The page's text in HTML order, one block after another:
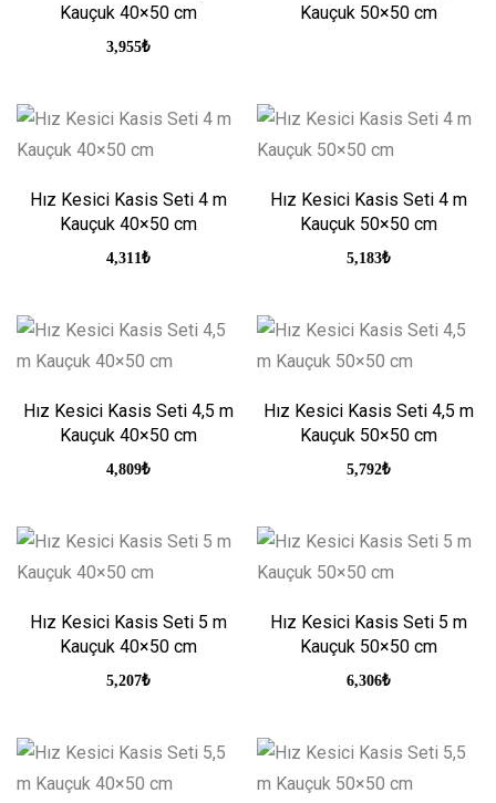
Kauçuk 40×50 cm
3,955₺
Kauçuk 50×50 cm
Hız Kesici Kasis Seti 4 m
Kauçuk 40×50 cm
4,311₺
Hız Kesici Kasis Seti 4 m
Kauçuk 50×50 cm
5,183₺
Hız Kesici Kasis Seti 4,5 m
Kauçuk 40×50 cm
4,809₺
Hız Kesici Kasis Seti 4,5 m
Kauçuk 50×50 cm
5,792₺
Hız Kesici Kasis Seti 5 m
Kauçuk 40×50 cm
5,207₺
Hız Kesici Kasis Seti 5 m
Kauçuk 50×50 cm
6,306₺